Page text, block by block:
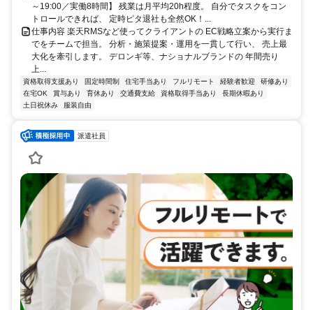
～19:00／実働8時間】 残業は月平均20h程度。 自分でタスクをコン
トロールできれば、 定時ピタ退社も全然OK！...
仕事内容 楽天RMSなど使ってクライアントの EC戦略立案から実行ま
でをチームで担当。 分析・施策提案・運用を一貫して行い、 売上最
大化を牽引します。 デロンギ等、ナショナルブランドの 年間売り
上...
資格取得支援あり 固定時間制 住宅手当あり フルリモート 経験者歓迎
研修あり
在宅OK
賞与あり 育休あり 交通費支給 資格取得手当あり
長期休暇あり
土日祝休み
服装自由
派遣社員